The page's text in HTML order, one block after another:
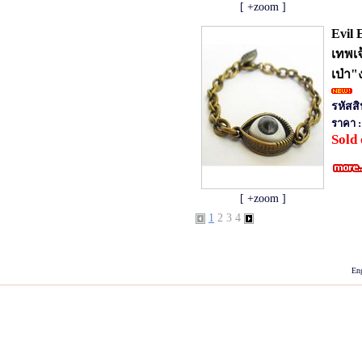
[ +zoom ]
[ +zoom ]
Evil
เทพ
เป่า"
รหัสสิ
ราคา
Sold
1 2 3 4